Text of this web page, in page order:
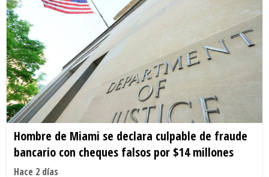
Hombre de Miami se declara culpable de fraude
bancario con cheques falsos por $14 millones
Hace 2 días